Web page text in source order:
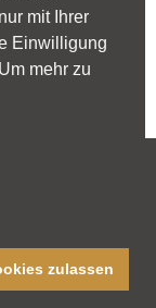
mit Ihrer
Einwilligung
mehr zu
zulassen